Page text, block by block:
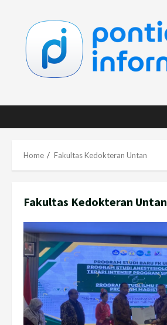
content
Home Fakultas Kedokteran Untan
Fakultas Kedokteran Untan